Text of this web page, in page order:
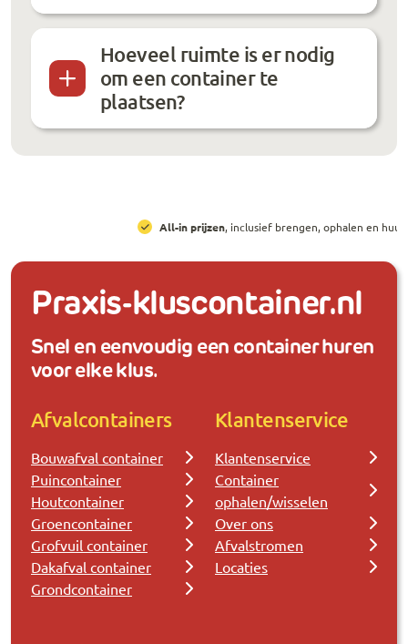
Hoeveel ruimte is er nodig
om een container te
plaatsen?
All-in prijzen , inclusief brengen, ophalen en huur
Praxis-kluscontainer.nl
Snel en eenvoudig een container huren
voor elke klus.
Afvalcontainers
Bouwafval container
Puincontainer
Houtcontainer
Groencontainer
Grofvuil container
Dakafval container
Grondcontainer
Klantenservice
Klantenservice
Container
ophalen/wisselen
Over ons
Afvalstromen
Locaties